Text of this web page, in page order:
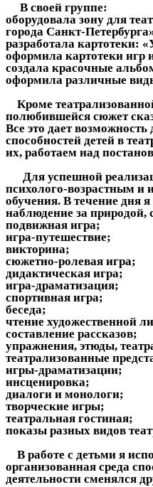
В своей группе:
оборудовала зону для
города Санкт-
разработала картотеки:
оформила картотеки игр
создала красочные
оформила различные
Кроме
полюбившейся сюжет
Все это дает
способностей детей в
их, работаем над
Для успешной
психолого-возрастным и
обучения. В течение дня
наблюдение за природой,
подвижная игра;
игра-путешествие;
викторина;
сюжетно-ролевая игра;
дидактическая игра;
игра-драматизация;
спортивная игра;
беседа;
чтение художественной
составление рассказов;
упражнения, этюды,
театрализованные
игры-драматизации;
инсценировка;
диалоги и монологи;
творческие игры;
театральная гостиная;
показы разных видов
В работе с детьми я
организованная среда
деятельности сменялся